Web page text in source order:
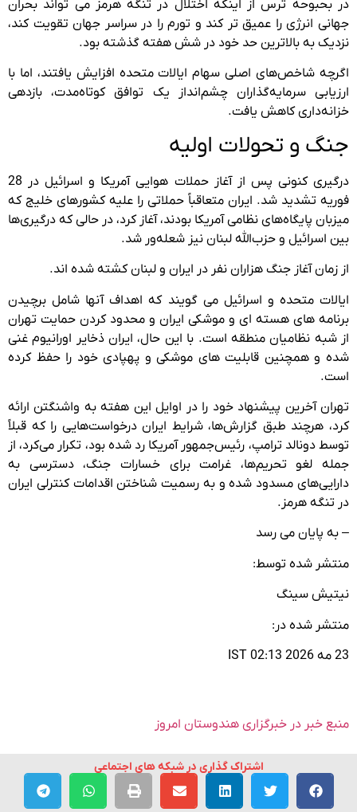
در بحبوحه ترس از اینکه اختلال در تنگه هرمز می تواند بحران
جهانی انرژی را عمیق تر کند و تورم را در سراسر جهان تقویت کند،
نزدیک به بالاترین حد خود در شش هفته گذشته بود.
اگرچه شاخص‌های اصلی سهام ایالات متحده افزایش یافتند، اما با
ارزیابی سرمایه‌گذاران چشم‌انداز یک توافق کوتاه‌مدت، بازدهی
خزانه‌داری کاهش یافت.
جنگ و تحولات اولیه
درگیری کنونی پس از آغاز حملات هوایی آمریکا و اسرائیل در 28
فوریه تشدید شد. ایران متعاقباً حملاتی را علیه کشورهای خلیج که
میزبان پایگاه‌های نظامی آمریکا بودند، آغاز کرد، در حالی که درگیری‌ها
بین اسرائیل و حزب‌الله لبنان نیز شعله‌ور شد.
از زمان آغاز جنگ هزاران نفر در ایران و لبنان کشته شده اند.
ایالات متحده و اسرائیل می گویند که اهداف آنها شامل برچیدن
برنامه های هسته ای و موشکی ایران و محدود کردن حمایت تهران
از شبه نظامیان منطقه است. با این حال، ایران ذخایر اورانیوم غنی
شده و همچنین قابلیت های موشکی و پهپادی خود را حفظ کرده
است.
تهران آخرین پیشنهاد خود را در اوایل این هفته به واشنگتن ارائه
کرد، هرچند طبق گزارش‌ها، شرایط ایران درخواست‌هایی را که قبلاً
توسط دونالد ترامپ، رئیس‌جمهور آمریکا رد شده بود، تکرار می‌کرد، از
جمله لغو تحریم‌ها، غرامت برای خسارات جنگ، دسترسی به
دارایی‌های مسدود شده و به رسمیت شناختن اقدامات کنترلی ایران
در تنگه هرمز.
– به پایان می رسد
منتشر شده توسط:
نیتیش سینگ
منتشر شده در:
23 مه 2026 02:13 IST
منبع خبر در خبرگزاری هندوستان امروز
اشتراک گذاری در شبکه های اجتماعی